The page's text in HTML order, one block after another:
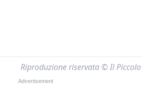
Riproduzione riservata © Il Piccolo